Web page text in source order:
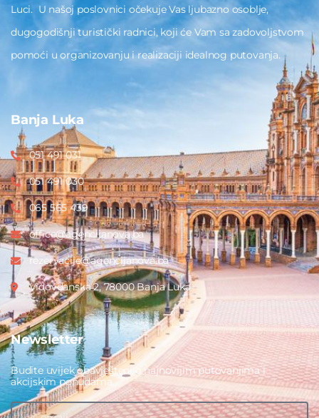
Luci. U našoj poslovnici očekuje Vas ljubazno osoblje,
dugogodišnji turistički radnici, koji će Vam sa zadovoljstvom
pomoći u organizovanju i realizaciji idealnog putovanja.
Banja Luka
051 491 031
051 491 030
065 565 439
office@agencijanova.ba
rezervacije@agencijanova.ba
Vidovdanska 2, 78000 Banja Luka
Newsletter
Budite uvijek obavješteni o najnovijim putovanjima i
akcijskim ponudama.